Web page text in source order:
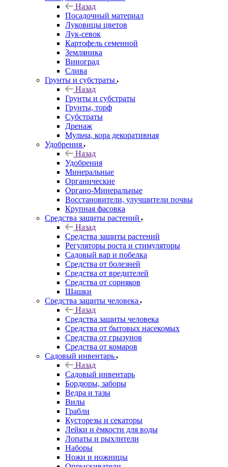
Назад
Посадочный материал
Луковицы цветов
Лук-севок
Картофель семенной
Земляника
Виноград
Слива
Грунты и субстраты
Назад
Грунты и субстраты
Грунты, торф
Субстраты
Дренаж
Мульча, кора декоративная
Удобрения
Назад
Удобрения
Минеральные
Органические
Органо-Минеральные
Восстановители, улучшители почвы
Крупная фасовка
Средства защиты растений
Назад
Средства защиты растений
Регуляторы роста и стимуляторы
Садовый вар и побелка
Средства от болезней
Средства от вредителей
Средства от сорняков
Шашки
Средства защиты человека
Назад
Средства защиты человека
Средства от бытовых насекомых
Средства от грызунов
Средства от комаров
Садовый инвентарь
Назад
Садовый инвентарь
Бордюры, заборы
Ведра и тазы
Вилы
Грабли
Кусторезы и секаторы
Лейки и ёмкости для воды
Лопаты и рыхлители
Наборы
Ножи и ножницы